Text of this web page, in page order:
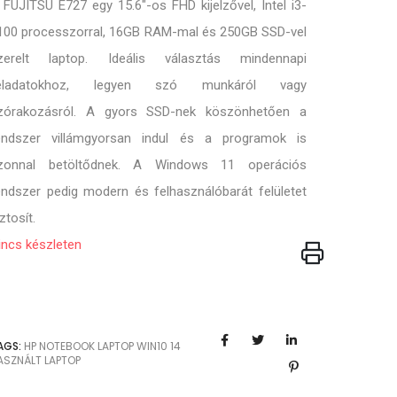
E727 egy 15.6"-os FHD kijelzővel, Intel i3-
processzorral, 16GB RAM-mal és 250GB SSD-vel
laptop. Ideális választás mindennapi
legyen szó munkáról vagy
A gyors SSD-nek köszönhetően a
villámgyorsan indul és a programok is
betöltődnek. A Windows 11 operációs
pedig modern és felhasználóbarát felületet
készleten
HP NOTEBOOK LAPTOPWIN10 14
LAPTOP